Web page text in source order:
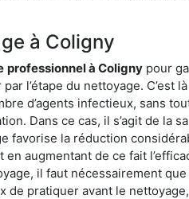
à Coligny
professionnel à Coligny pour
l’étape du nettoyage.
d’agents infectieux, sans
Dans ce cas, il s’agit de la
favorise la réduction
augmentant de ce fait
il faut nécessairement
pratiquer avant le